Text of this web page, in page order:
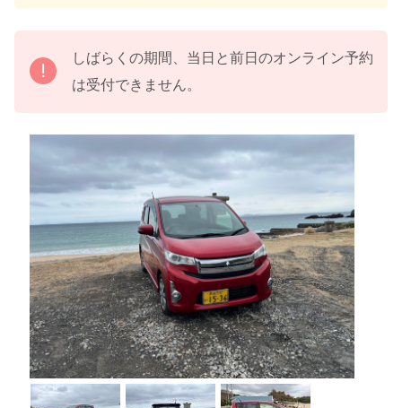
しばらくの期間、当日と前日のオンライン予約
は受付できません。